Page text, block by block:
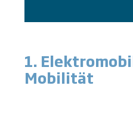
1.
Mobilität